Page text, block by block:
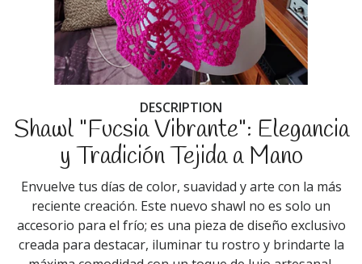
DESCRIPTION
Shawl "Fucsia Vibrante": Elegancia
y Tradición Tejida a Mano
Envuelve tus días de color, suavidad y arte con la más
reciente creación. Este nuevo shawl no es solo un
accesorio para el frío; es una pieza de diseño exclusivo
creada para destacar, iluminar tu rostro y brindarte la